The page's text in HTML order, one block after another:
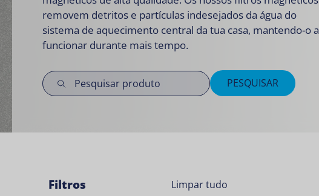
removem detritos e partículas indesejados da água do
sistema de aquecimento central da tua casa, mantendo-o a
funcionar durante mais tempo.
PESQUISAR
Filtros Limpar tudo